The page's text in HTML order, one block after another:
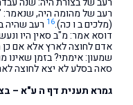
רעב של מהומה היה, שנאמר:
(מלכים ב ו כה).16 רעב שהיה
דוסא אמר: מ"ב סאין היו
אדם לחוצה לארץ אלא אם כן
שמעון: אימתי? בזמן שאינו
סאה בסלע לא יצא לחוצה
גמרא תענית דף ה ע"א –